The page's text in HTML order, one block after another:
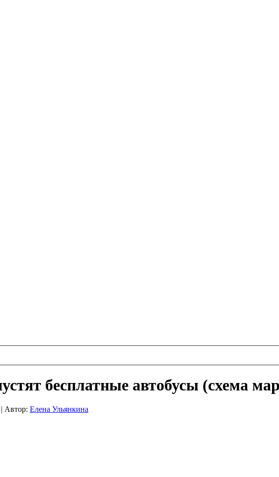
бесплатные автобусы (схема
Автор: Елена Ульянкина